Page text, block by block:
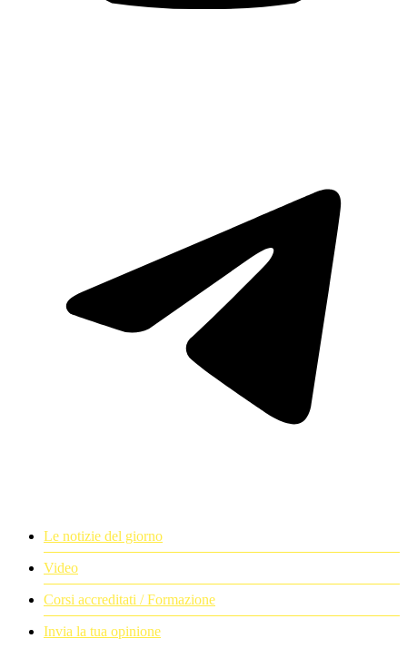
Le notizie del giorno
Video
Corsi accreditati / Formazione
Invia la tua opinione